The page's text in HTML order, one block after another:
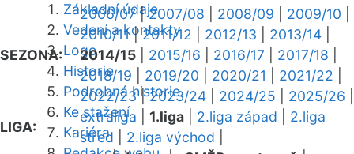
Základní údaje
Vedení a kontakty
Logo
Historie
Podrobná historie
Ke stažení
Kariéra
SEZONA:
2006/07|2007/08 2008/09 2009/10
2010/11|2011/12 2012/13 2013/14
2014/15
2015/16 2016/17 2017/18
2018/19
2019/20 2020/21 2021/22
2022/23|2023/24 2024/25 2025/26
LIGA:
extraliga 1.liga 2.liga západ
2.liga
střed
2.liga východ